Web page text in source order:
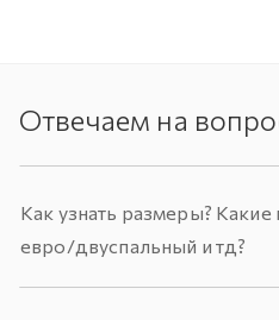
Отвечаем на
Как узнать размеры?
евро/двуспальный и тд?